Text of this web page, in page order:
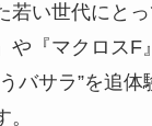
若い世代にと
や『マクロスF
バサラ”を追